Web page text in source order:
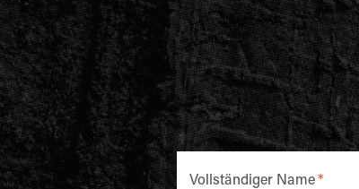
Vollständiger Name *